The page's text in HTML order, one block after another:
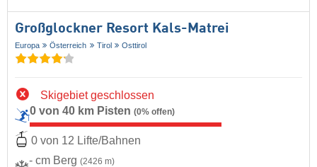
Großglockner Resort Kals-Matrei
Europa Österreich Tirol Osttirol
Skigebiet geschlossen
0 von 40 km Pisten (0% offen)
0 von 12 Lifte/Bahnen
- cm Berg (2426 m)